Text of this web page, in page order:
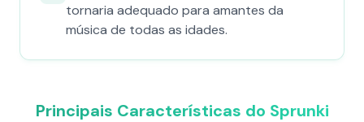
tornaria adequado para amantes da
música de todas as idades.
Principais Características do Sprunki